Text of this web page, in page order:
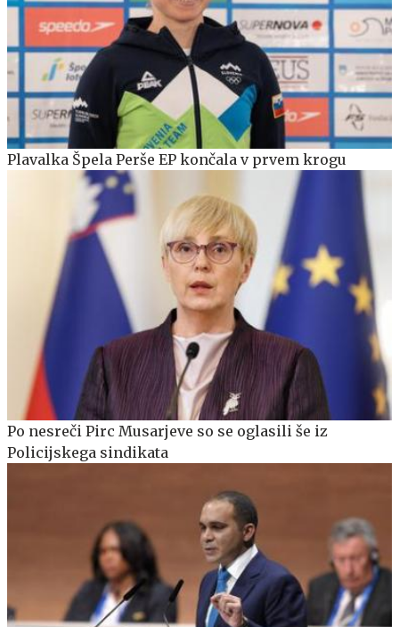
Plavalka Špela Perše EP končala v prvem krogu
Po nesreči Pirc Musarjeve so se oglasili še iz
Policijskega sindikata